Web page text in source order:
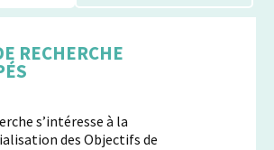
RECHERCHE
s’intéresse à la
des Objectifs de